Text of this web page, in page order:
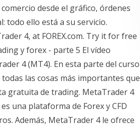
desde el gráfico, órdenes
todo ello está a su servicio.
4, at FOREX.com. Try it for free
y forex - parte 5 El vídeo
4 (MT4). En esta parte del curso
las cosas más importantes que
gratuita de trading. MetaTrader 4
una plataforma de Forex y CFD
Además, MetaTrader 4 le ofrece